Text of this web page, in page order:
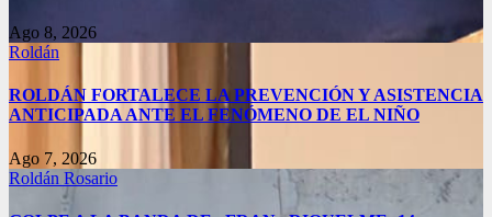
Ago 8, 2026
Roldán
ROLDÁN FORTALECE LA PREVENCIÓN Y ASISTENCIA
ANTICIPADA ANTE EL FENÓMENO DE EL NIÑO
Ago 7, 2026
Roldán Rosario